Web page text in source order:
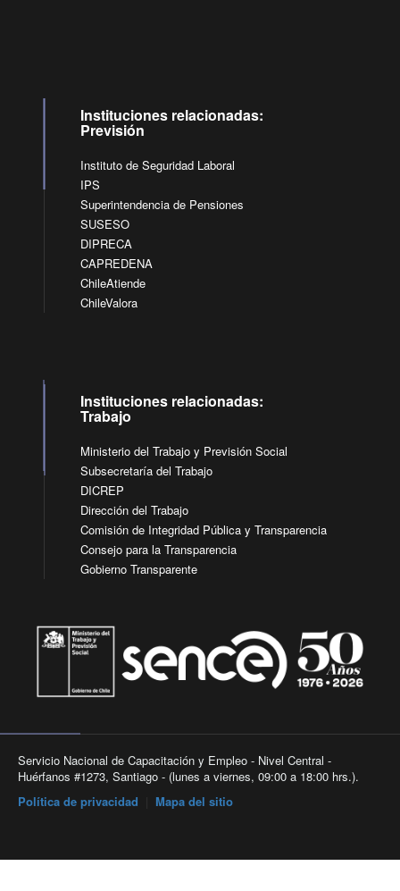
Instituciones relacionadas:
Previsión
Instituto de Seguridad Laboral
IPS
Superintendencia de Pensiones
SUSESO
DIPRECA
CAPREDENA
ChileAtiende
ChileValora
Instituciones relacionadas:
Trabajo
Ministerio del Trabajo y Previsión Social
Subsecretaría del Trabajo
DICREP
Dirección del Trabajo
Comisión de Integridad Pública y Transparencia
Consejo para la Transparencia
Gobierno Transparente
Servicio Nacional de Capacitación y Empleo - Nivel Central -
Huérfanos #1273, Santiago - (lunes a viernes, 09:00 a 18:00 hrs.).
Política de privacidad
Mapa del sitio